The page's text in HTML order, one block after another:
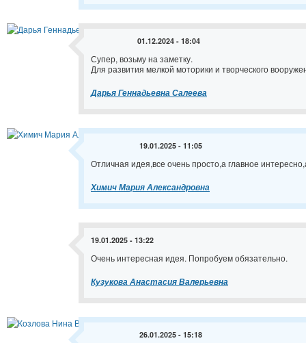
01.12.2024 - 18:04
Супер, возьму на заметку.
Для развития мелкой моторики и творческого
Дарья Геннадьевна Салеева
19.01.2025 - 11:05
Отличная идея,все очень просто,а главное
Химич Мария Александровна
19.01.2025 - 13:22
Очень интересная идея. Попробуем обязательно.
Кузукова Анастасия Валерьевна
26.01.2025 - 15:18